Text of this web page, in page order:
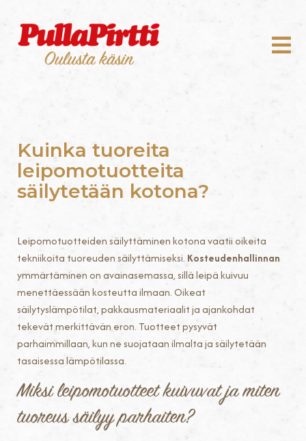
Kuinka tuoreita
leipomotuotteita
säilytetään kotona?
Leipomotuotteiden säilyttäminen kotona vaatii oikeita
tekniikoita tuoreuden säilyttämiseksi. Kosteudenhallinnan
ymmärtäminen on avainasemassa, sillä leipä kuivuu
menettäessään kosteutta ilmaan. Oikeat
säilytyslämpötilat, pakkausmateriaalit ja ajankohdat
tekevät merkittävän eron. Tuotteet pysyvät
parhaimmillaan, kun ne suojataan ilmalta ja säilytetään
tasaisessa lämpötilassa.
Miksi leipomotuotteet kuivuvat ja miten
tuoreus säilyy parhaiten?